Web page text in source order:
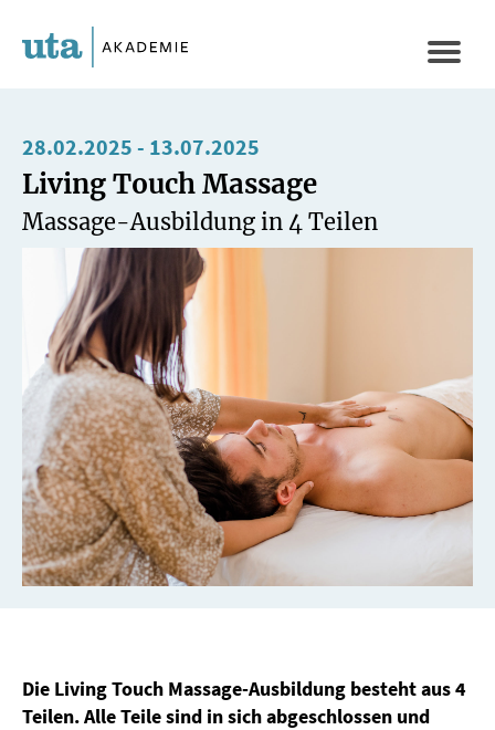
zum
28.02.2025 - 13.07.2025
Living Touch Massage
Massage-Ausbildung in 4 Teilen
Die Living Touch Massage-Ausbildung besteht aus 4
Teilen. Alle Teile sind in sich abgeschlossen und